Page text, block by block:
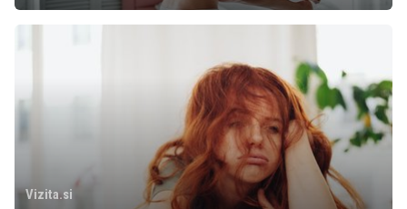
Vizita.si